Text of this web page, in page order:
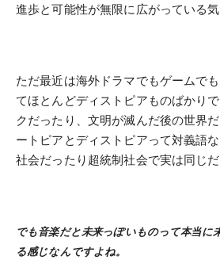
進歩と可能性が無限に広がっている気
ただ最近は海外ドラマでもゲームで
てほとんどディストピアものばかり
クだったり、文明が滅んだ後の世界
ートピアとディストピアって対義語
社会だったり超統制社会で実は同じだ
でも音楽だと未来っぽいものって本当に
る感じなんですよね。